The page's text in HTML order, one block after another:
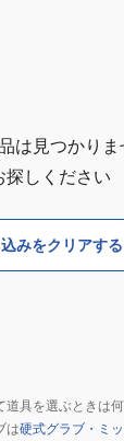
は見つかりま
探しください
みをクリアする
具を選ぶときは
は硬式グラブ・ミッ